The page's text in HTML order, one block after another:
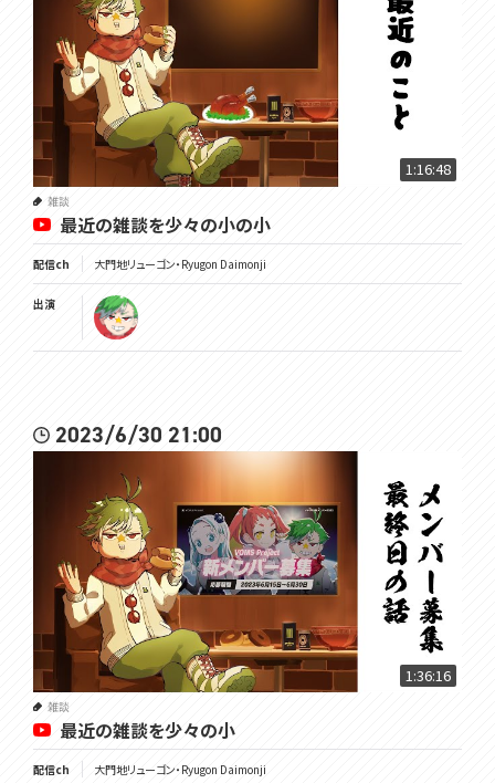
1:16:48
雑談
最近の雑談を少々の小の小
配信ch 大門地リューゴン・Ryugon Daimonji
出演
2023/6/30 21:00
1:36:16
雑談
最近の雑談を少々の小
配信ch 大門地リューゴン・Ryugon Daimonji